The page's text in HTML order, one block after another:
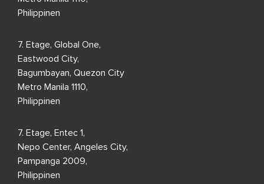
Philippinen
7. Etage, Global One,
Eastwood City,
Bagumbayan, Quezon City
Metro Manila 1110,
Philippinen
7. Etage, Entec 1,
Nepo Center, Angeles City,
Pampanga 2009,
Philippinen